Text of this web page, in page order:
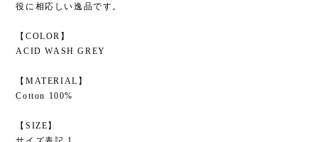
役に相応しい逸品です。
【COLOR】
ACID WASH GREY
【MATERIAL】
Cotton 100%
【SIZE】